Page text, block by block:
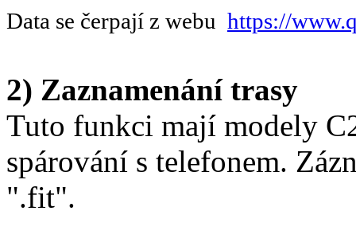
Data se čerpají z webu https://
2) Zaznamenání trasy
Tuto funkci mají modely
spárování s telefonem.
".fit".